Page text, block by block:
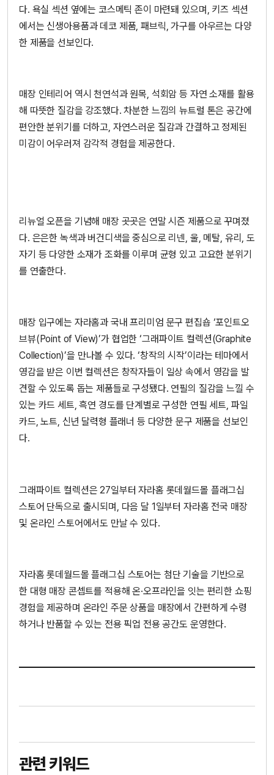
다. 욕실 섹션 옆에는 코스메틱 존이 마련돼 있으며, 키즈 섹션
에서는 신생아용품과 데코 제품, 패브릭, 가구를 아우르는 다양
한 제품을 선보인다.
매장 인테리어 역시 천연석과 원목, 석회암 등 자연 소재를 활용
해 따뜻한 질감을 강조했다. 차분한 느낌의 뉴트럴 톤은 공간에
편안한 분위기를 더하고, 자연스러운 질감과 간결하고 정제된
미감이 어우러져 감각적 경험을 제공한다.
리뉴얼 오픈을 기념해 매장 곳곳은 연말 시즌 제품으로 꾸며졌
다. 은은한 녹색과 버건디색을 중심으로 리넨, 울, 메탈, 유리, 도
자기 등 다양한 소재가 조화를 이루며 균형 있고 고요한 분위기
를 연출한다.
매장 입구에는 자라홈과 국내 프리미엄 문구 편집숍 ‘포인트오
브뷰(Point of View)’가 협업한 ‘그래파이트 컬렉션(Graphite
Collection)’을 만나볼 수 있다. ‘창작의 시작’이라는 테마에서
영감을 받은 이번 컬렉션은 창작자들이 일상 속에서 영감을 발
견할 수 있도록 돕는 제품들로 구성됐다. 연필의 질감을 느낄 수
있는 카드 세트, 흑연 경도를 단계별로 구성한 연필 세트, 파일
카드, 노트, 신년 달력형 플래너 등 다양한 문구 제품을 선보인
다.
그래파이트 컬렉션은 27일부터 자라홈 롯데월드몰 플래그십
스토어 단독으로 출시되며, 다음 달 1일부터 자라홈 전국 매장
및 온라인 스토어에서도 만날 수 있다.
자라홈 롯데월드몰 플래그십 스토어는 첨단 기술을 기반으로
한 대형 매장 콘셉트를 적용해 온·오프라인을 잇는 편리한 쇼핑
경험을 제공하며 온라인 주문 상품을 매장에서 간편하게 수령
하거나 반품할 수 있는 전용 픽업 전용 공간도 운영한다.
관련 키워드